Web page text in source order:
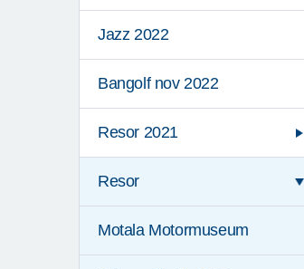
Jazz 2022
Bangolf nov 2022
Resor 2021
Resor
Motala Motormuseum